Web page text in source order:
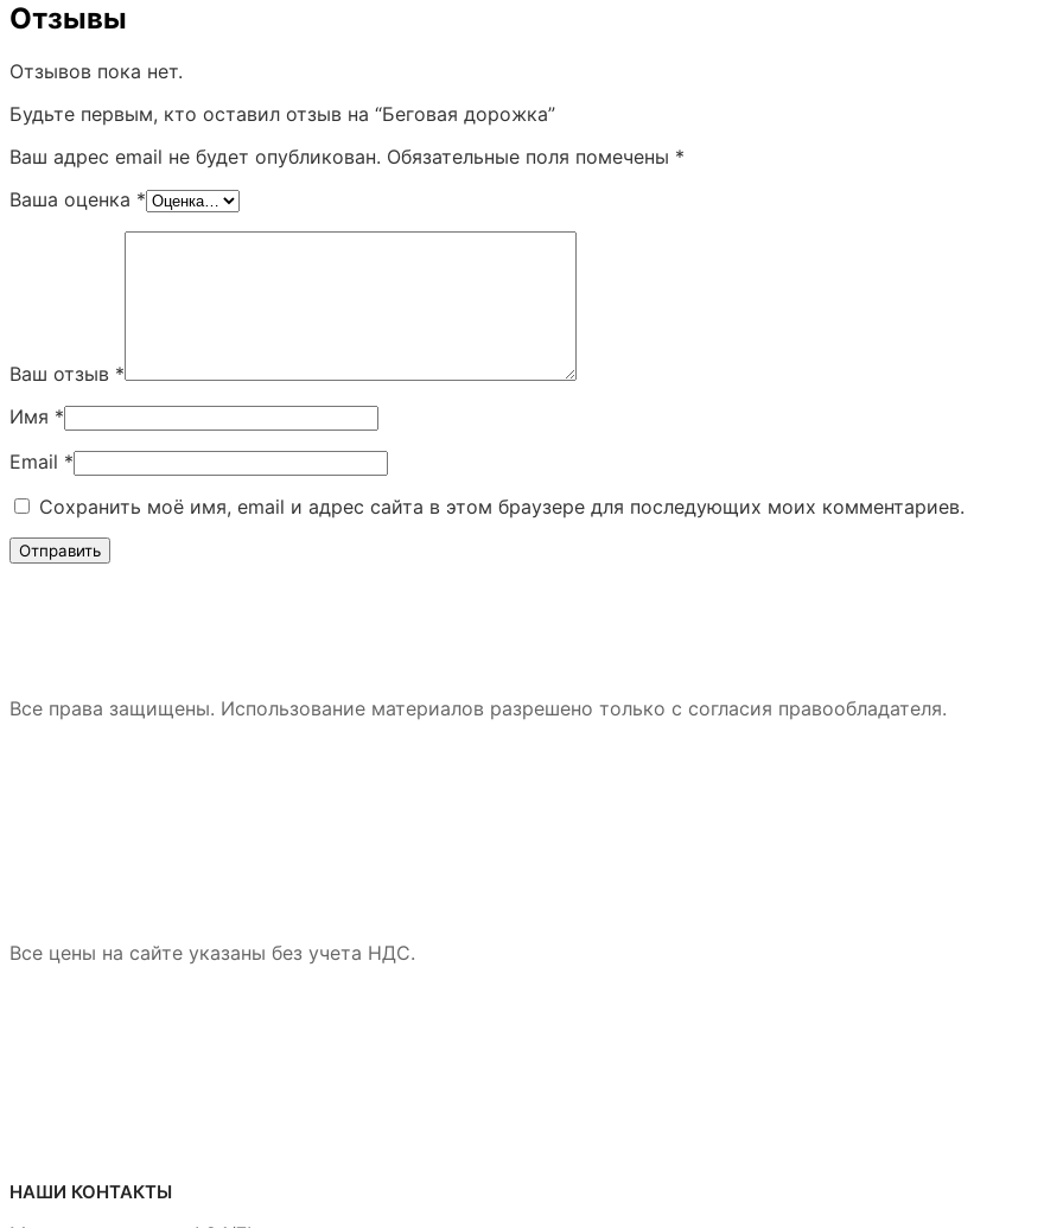
Отзывы
Отзывов пока нет.
Будьте первым, кто оставил отзыв на “Беговая дорожка”
Ваш адрес email не будет опубликован. Обязательные поля помечены *
Ваша оценка *
Ваш отзыв *
Имя *
Email *
Сохранить моё имя, email и адрес сайта в этом браузере для последующих моих комментариев.
Все права защищены. Использование материалов разрешено только с согласия правообладателя.
Все цены на сайте указаны без учета НДС.
НАШИ КОНТАКТЫ